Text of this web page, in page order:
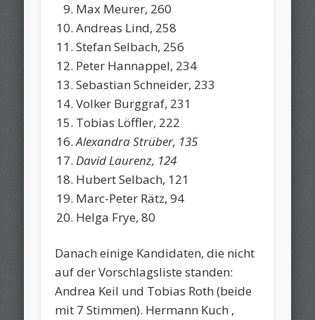
Max Meurer, 260
Andreas Lind, 258
Stefan Selbach, 256
Peter Hannappel, 234
Sebastian Schneider, 233
Volker Burggraf, 231
Tobias Löffler, 222
Alexandra Strüber, 135
David Laurenz, 124
Hubert Selbach, 121
Marc-Peter Rätz, 94
Helga Frye, 80
Danach einige Kandidaten, die nicht
auf der Vorschlagsliste standen:
Andrea Keil und Tobias Roth (beide
mit 7 Stimmen). Hermann Kuch ,